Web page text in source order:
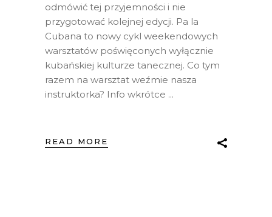
odmówić tej przyjemności i nie
przygotować kolejnej edycji. Pa la
Cubana to nowy cykl weekendowych
warsztatów poświęconych wyłącznie
kubańskiej kulturze tanecznej. Co tym
razem na warsztat weźmie nasza
instruktorka? Info wkrótce
READ MORE